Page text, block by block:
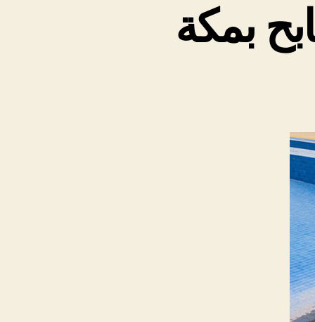
بمكة
بمكة